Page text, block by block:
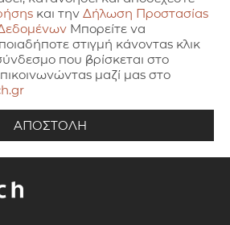
και την Δήλωση Προστασίας
Μπορείτε να
στιγμή κάνοντας κλικ
που βρίσκεται στο
μαζί μας στο